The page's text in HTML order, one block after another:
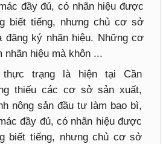
đầy đủ, có nhãn hiệu được
biết tiếng, nhưng chủ cơ sở
đăng ký nhãn hiệu. Những cơ
nhãn hiệu mà khôn ...
trạng là hiện tại Cần
thiếu các cơ sở sản xuất,
nông sản đầu tư làm bao bì,
đầy đủ, có nhãn hiệu được
biết tiếng, nhưng chủ cơ sở